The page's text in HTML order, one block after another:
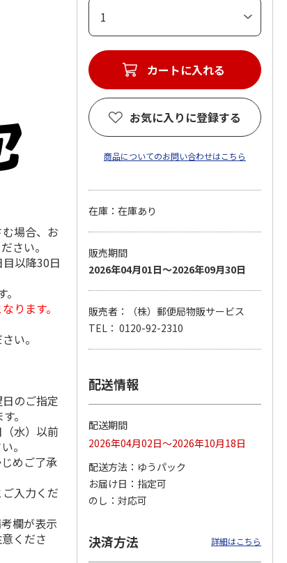
ニュージーランド産
蜂蜜500g×2本(自
4.0（1）
(税込)
コムハニー （ 巣
箱入り 340g [農…
6,670円
(送料・税込)
場合、お
さい。
以降30日
ります。
い。
のご指定
。
水）以前
。
めご了承
入力くだ
欄が表示
くださ
カートに入れる
お気に入りに登録する
商品についてのお問い合わせはこちら
在庫：在庫あり
販売期間
2026年04月01日～2026年09月30日
販売者：（株）郵便局物販サービス
TEL： 0120-92-2310
配送情報
配送期間
2026年04月02日～2026年10月18日
配送方法
ゆうパック
お届け日
指定可
のし
対応可
決済方法 詳細はこちら